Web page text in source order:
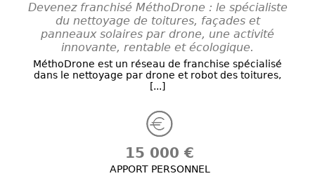
Devenez franchisé MéthoDrone : le spécialiste
du nettoyage de toitures, façades et
panneaux solaires par drone, une activité
innovante, rentable et écologique.
MéthoDrone est un réseau de franchise spécialisé
dans le nettoyage par drone et robot des toitures,
[...]
15 000 €
APPORT PERSONNEL